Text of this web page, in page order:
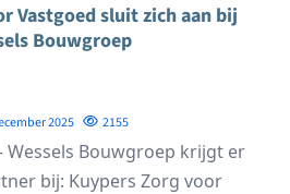
Vastgoed sluit zich aan bij
Bouwgroep
2025 2155
Wessels Bouwgroep krijgt er
bij: Kuypers Zorg voor